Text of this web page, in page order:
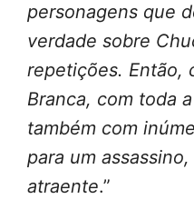
personagens que
verdade sobre
repetições. Então,
Branca, com toda
também com
para um
atraente.”